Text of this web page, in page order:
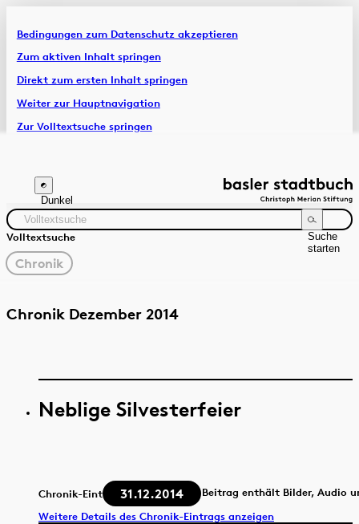
Bedingungen zum Datenschutz akzeptieren
Zum aktiven Inhalt springen
Direkt zum ersten Inhalt springen
Weiter zur Hauptnavigation
Zur Volltextsuche springen
Artikel & Dossiers
Chronik
Dunkel
Volltextsuche
Suche
starten
gewählter
Filter
Chronik
Quelle Zeitraum
Chronik Dezember 2014
Neblige Silvesterfeier
Chronik-Eintrag 31.12.2014
Beitrag enthält Bilder, Audio
Weitere Details des Chronik-Eintrags anzeigen